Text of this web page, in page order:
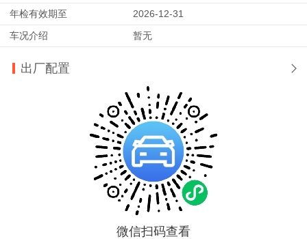
年检有效期至
2026-12-31
车况介绍
暂无
出厂配置 
微信扫码查看